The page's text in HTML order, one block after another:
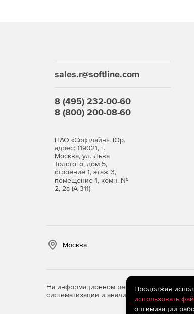
sales.r@softline.com
8 (495) 232-00-60
8 (800) 200-08-60
ПАО «Софтлайн». Юр.
адрес: 119021, г.
Москва, ул. Льва
Толстого, дом 5,
строение 1, этаж 3,
помещение 1, комн. №
2, 2а (А-311)
Москва
На информационном ресурсе
систематизации и анализа сведений,
Продолжая
использовать
оптимизации